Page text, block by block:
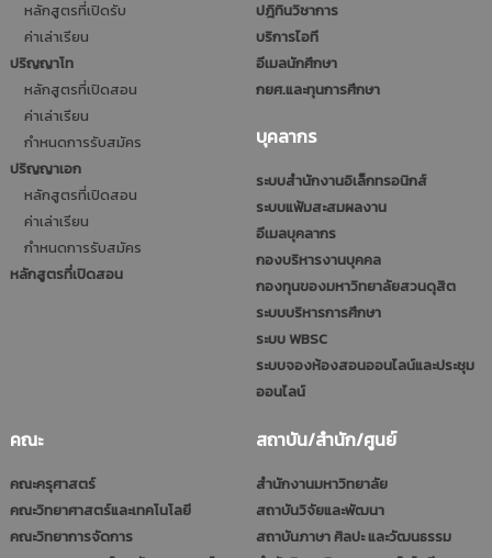
หลักสูตรที่เปิดรับ
ค่าเล่าเรียน
ปริญญาโท
หลักสูตรที่เปิดสอน
ค่าเล่าเรียน
กำหนดการรับสมัคร
ปริญญาเอก
หลักสูตรที่เปิดสอน
ค่าเล่าเรียน
กำหนดการรับสมัคร
หลักสูตรที่เปิดสอน
ปฎิทินวิชาการ
บริการไอที
อีเมลนักศึกษา
กยศ.และทุนการศึกษา
บุคลากร
ระบบสำนักงานอิเล็กทรอนิกส์
ระบบแฟ้มสะสมผลงาน
อีเมลบุคลากร
กองบริหารงานบุคคล
กองทุนของมหาวิทยาลัยสวนดุสิต
ระบบบริหารการศึกษา
ระบบ WBSC
ระบบจองห้องสอนออนไลน์และประชุม
ออนไลน์
คณะ
คณะครุศาสตร์
คณะวิทยาศาสตร์และเทคโนโลยี
คณะวิทยาการจัดการ
สถาบัน/สำนัก/ศูนย์
สำนักงานมหาวิทยาลัย
สถาบันวิจัยและพัฒนา
สถาบันภาษา ศิลปะ และวัฒนธรรม